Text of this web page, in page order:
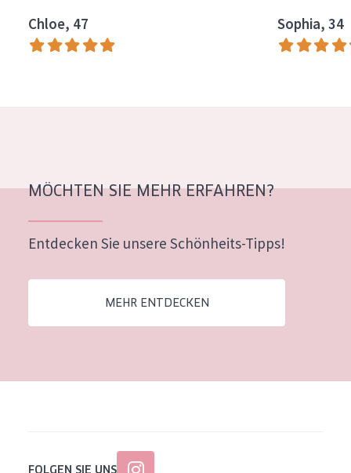
ALTER
Jedes alter
Chloe, 47 Sophia, 34
MÖCHTEN SIE MEHR ERFAHREN?
Entdecken Sie unsere Schönheits-Tipps!
MEHR ENTDECKEN
FOLGEN SIE UNS